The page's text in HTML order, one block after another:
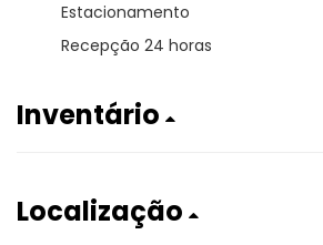
Estacionamento
Recepção 24 horas
Inventário
Localização